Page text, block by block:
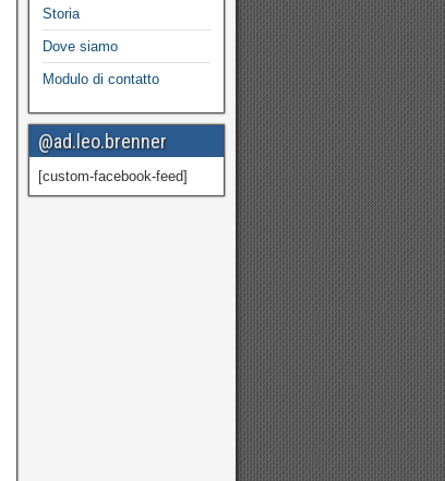
Storia
Dove siamo
Modulo di contatto
@ad.leo.brenner
[custom-facebook-feed]